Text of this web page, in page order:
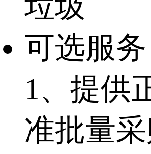
可选服务
1、提供
准批量